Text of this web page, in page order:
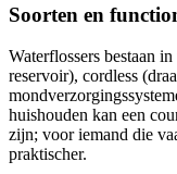
Soorten en
Waterflossers bestaan
reservoir), cordless
huishouden kan een
zijn; voor iemand die
praktischer.